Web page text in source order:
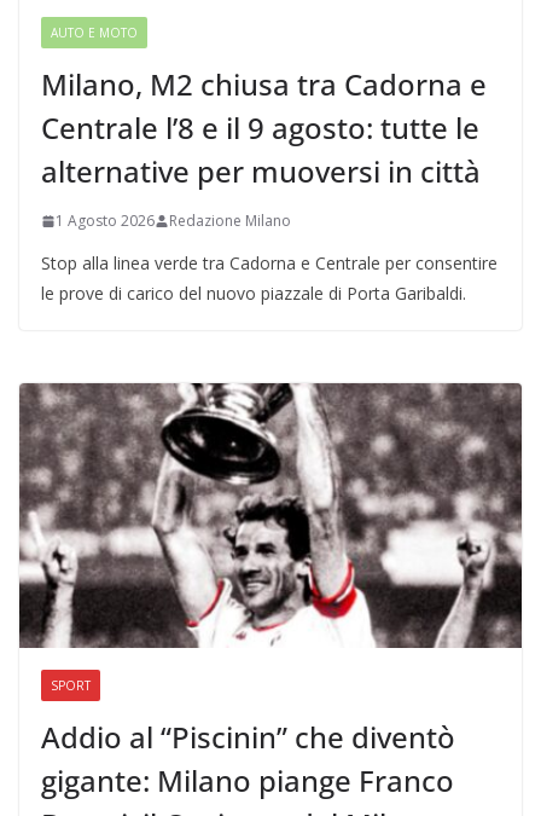
AUTO E MOTO
Milano, M2 chiusa tra Cadorna e
Centrale l’8 e il 9 agosto: tutte le
alternative per muoversi in città
1 Agosto 2026 Redazione Milano
Stop alla linea verde tra Cadorna e Centrale per consentire
le prove di carico del nuovo piazzale di Porta Garibaldi.
SPORT
Addio al “Piscinin” che diventò
gigante: Milano piange Franco